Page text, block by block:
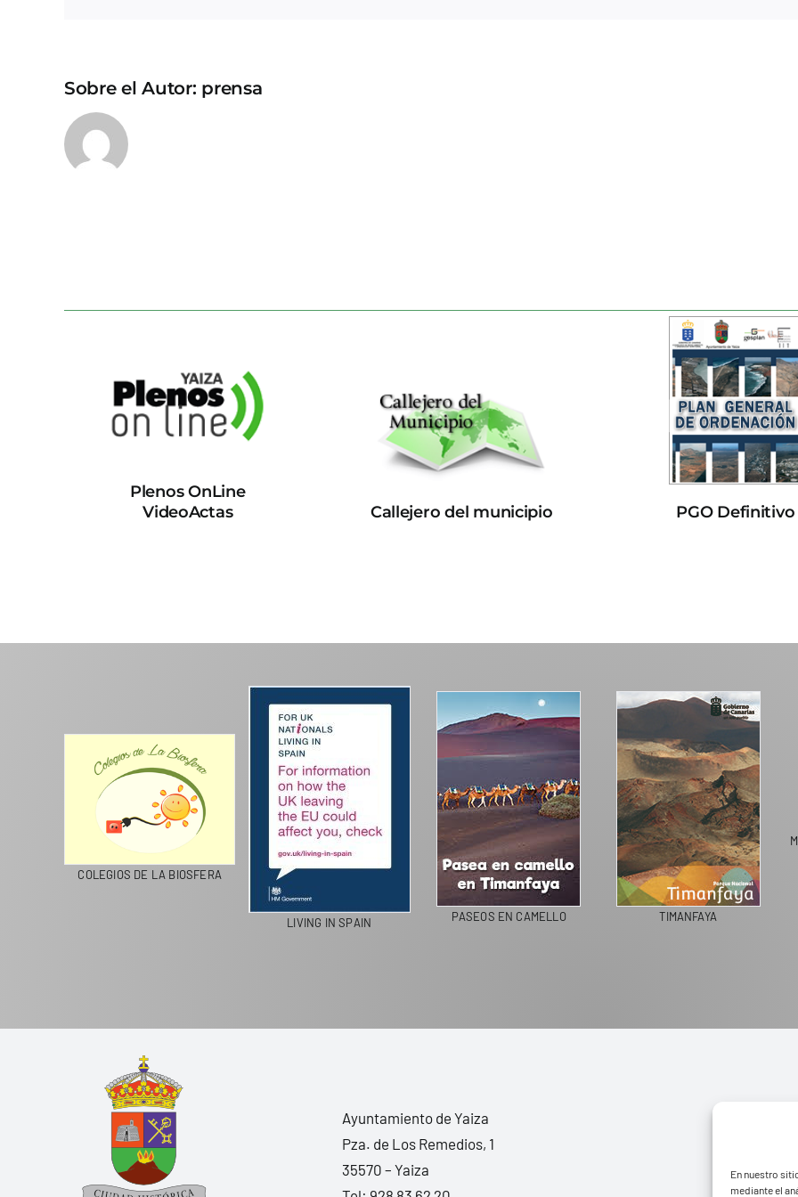
En nuestro
mediante el
Sobre el Autor: prensa
Plenos OnLine
VideoActas
Callejero del municipio PGO Definitivo
COLEGIOS DE LA BIOSFERA
LIVING IN SPAIN PASEOS EN CAMELLO TIMANFAYA
Ayuntamiento de Yaiza
Pza. de Los Remedios, 1
35570 – Yaiza